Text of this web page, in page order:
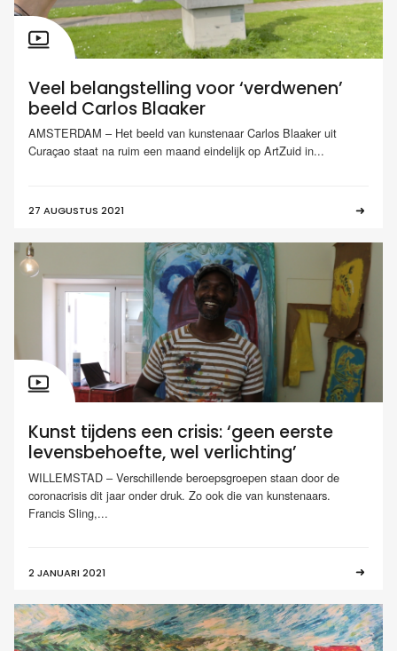
Veel belangstelling voor ‘verdwenen’
beeld Carlos Blaaker
AMSTERDAM – Het beeld van kunstenaar Carlos Blaaker uit
Curaçao staat na ruim een maand eindelijk op ArtZuid in...
27 AUGUSTUS 2021
Kunst tijdens een crisis: ‘geen eerste
levensbehoefte, wel verlichting’
WILLEMSTAD – Verschillende beroepsgroepen staan door de
coronacrisis dit jaar onder druk. Zo ook die van kunstenaars.
Francis Sling,...
2 JANUARI 2021